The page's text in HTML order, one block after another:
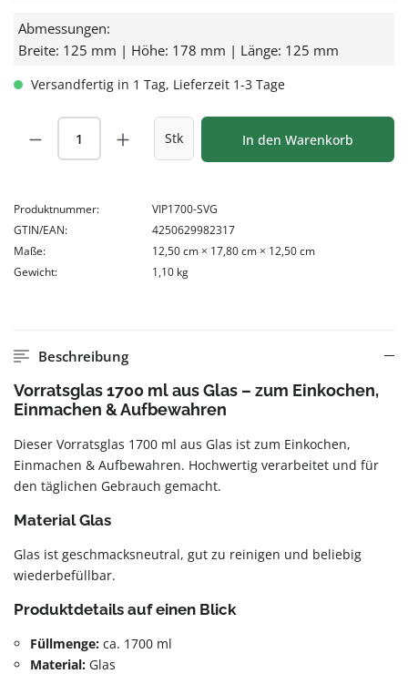
Abmessungen:
Breite: 125 mm | Höhe: 178 mm | Länge: 125 mm
Versandfertig in 1 Tag, Lieferzeit 1-3 Tage
Produkt Anzahl: Gib den gewünschten
Stk In den Warenkorb
Produktnummer:
VIP1700-SVG
GTIN/EAN:
4250629982317
Maße:
12,50 cm × 17,80 cm × 12,50 cm
Gewicht:
1,10 kg
Beschreibung
Vorratsglas 1700 ml aus Glas – zum Einkochen,
Einmachen & Aufbewahren
Dieser Vorratsglas 1700 ml aus Glas ist zum Einkochen,
Einmachen & Aufbewahren. Hochwertig verarbeitet und für
den täglichen Gebrauch gemacht.
Material Glas
Glas ist geschmacksneutral, gut zu reinigen und beliebig
wiederbefüllbar.
Produktdetails auf einen Blick
Füllmenge: ca. 1700 ml
Material: Glas